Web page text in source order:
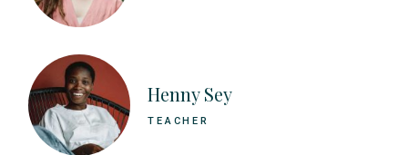
Henny Sey
TEACHER